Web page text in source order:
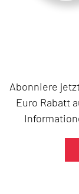
Abonniere
Euro Rabatt